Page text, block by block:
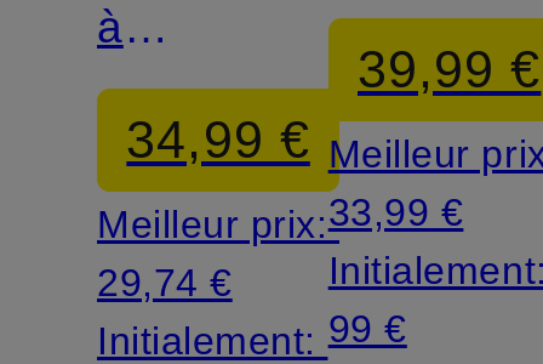
à
manches
longues
PONTUS
34,99 €
Meilleur prix:
29,74 €
Initialement:
39,99 €
Meilleur
33,99 €
99 €